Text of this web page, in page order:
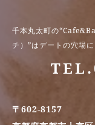
千本丸太町の
チ）”はデートの穴場
〒602-8157